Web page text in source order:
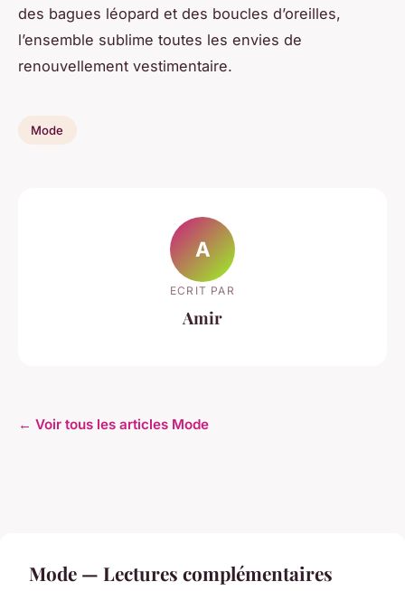
des bagues léopard et des boucles d’oreilles,
l’ensemble sublime toutes les envies de
renouvellement vestimentaire.
Mode
A
ECRIT PAR
Amir
← Voir tous les articles Mode
Mode — Lectures complémentaires